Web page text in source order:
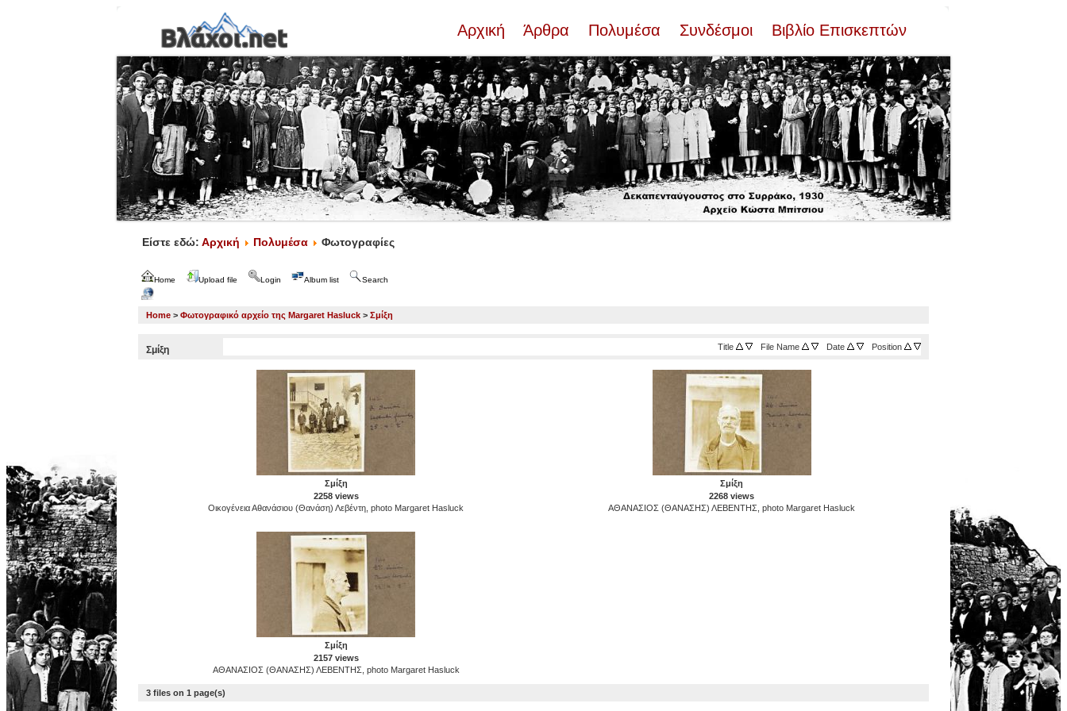
Αρχική Άρθρα Πολυμέσα Συνδέσμοι Βιβλίο Επισκεπτών
Είστε εδώ: Αρχική Πολυμέσα Φωτογραφίες
Home Upload file Login Album list Search
Home > Φωτογραφικό αρχείο της Margaret Hasluck > Σμίξη
Σμίξη Title File Name Date Position
Σμίξη
2258 views
Οικογένεια Αθανάσιου (Θανάση) Λεβέντη, photo Margaret Hasluck
Σμίξη
2268 views
ΑΘΑΝΑΣΙΟΣ (ΘΑΝΑΣΗΣ) ΛΕΒΕΝΤΗΣ, photo Margaret Hasluck
Σμίξη
2157 views
ΑΘΑΝΑΣΙΟΣ (ΘΑΝΑΣΗΣ) ΛΕΒΕΝΤΗΣ, photo Margaret Hasluck
3 files on 1 page(s)